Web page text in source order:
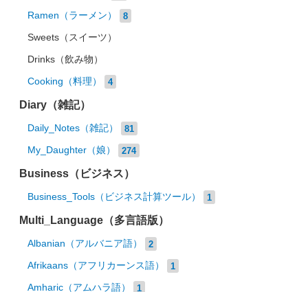
Ramen（ラーメン） 8
Sweets（スイーツ）
Drinks（飲み物）
Cooking（料理） 4
Diary（雑記）
Daily_Notes（雑記） 81
My_Daughter（娘） 274
Business（ビジネス）
Business_Tools（ビジネス計算ツール） 1
Multi_Language（多言語版）
Albanian（アルバニア語） 2
Afrikaans（アフリカーンス語） 1
Amharic（アムハラ語） 1